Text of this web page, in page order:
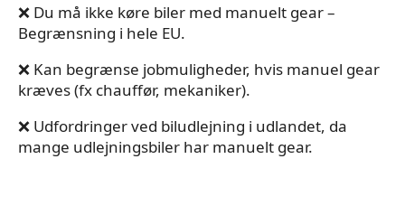
❌ Du må ikke køre biler med manuelt gear –
Begrænsning i hele EU.
❌ Kan begrænse jobmuligheder, hvis manuel gear
kræves (fx chauffør, mekaniker).
❌ Udfordringer ved biludlejning i udlandet, da
mange udlejningsbiler har manuelt gear.